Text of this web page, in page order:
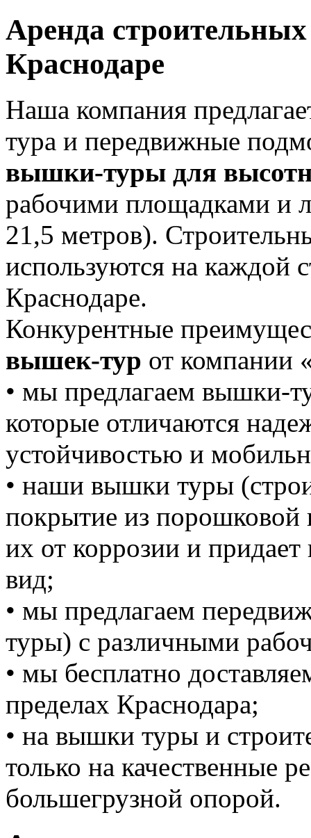
Аренда
Краснодаре
Наша компания
тура и передвижные
вышки-туры для
рабочими площадками и
21,5 метров).
используются на каждой
Краснодаре.
Конкурентные
вышек-тур от компании
• мы предлагаем вышки-
которые отличаются
устойчивостью и
• наши вышки туры
покрытие из порошковой
их от коррозии и
вид;
• мы предлагаем
туры) с различными
• мы бесплатно
пределах Краснодара;
• на вышки туры и
только на качественные
большегрузной опорой.